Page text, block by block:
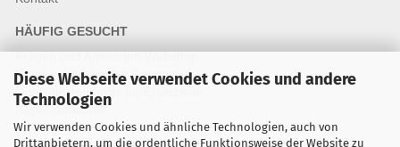
Diese Webseite verwendet Cookies und andere
Technologien
Wir verwenden Cookies und ähnliche Technologien, auch von
Drittanbietern, um die ordentliche Funktionsweise der Website zu
HÄUFIG GESUCHT
Fragen und Antworten Webshop
Fragen & Antworten Reparatur
Qualitätsstandards für Ersatzteile
Reparaturablauf